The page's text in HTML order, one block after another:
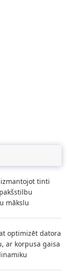
tinti
mākslu
optimizēt datora
ar korpusa gaisa